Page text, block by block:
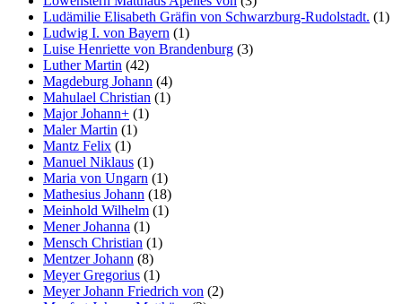
Ludämilie Elisabeth Gräfin von Schwarzburg-Rudolstadt. (1)
Ludwig I. von Bayern (1)
Luise Henriette von Brandenburg (3)
Luther Martin (42)
Magdeburg Johann (4)
Mahulael Christian (1)
Major Johann+ (1)
Maler Martin (1)
Mantz Felix (1)
Manuel Niklaus (1)
Maria von Ungarn (1)
Mathesius Johann (18)
Meinhold Wilhelm (1)
Mener Johanna (1)
Mensch Christian (1)
Mentzer Johann (8)
Meyer Gregorius (1)
Meyer Johann Friedrich von (2)